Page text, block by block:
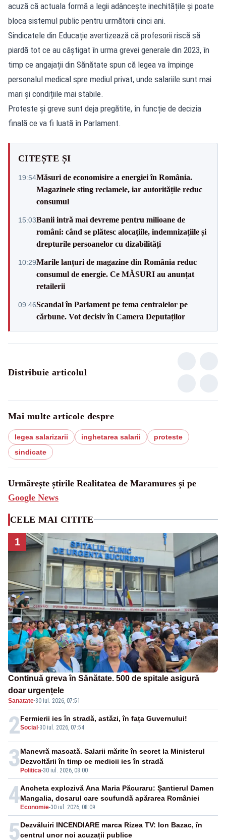
acuză că actuala formă a legii adâncește inechitățile și poate
bloca sistemul public pentru următorii cinci ani.
Sindicatele din Educație avertizează că profesorii riscă să
piardă tot ce au câștigat în urma grevei generale din 2023, în
timp ce angajații din Sănătate spun că legea va împinge
personalul medical spre mediul privat, unde salariile sunt mai
mari și condițiile mai stabile.
Proteste și greve sunt deja pregătite, în funcție de decizia
finală ce va fi luată în Parlament.
CITEȘTE ȘI
19:54Măsuri de economisire a energiei în România.
Magazinele sting reclamele, iar autoritățile reduc
consumul
15:03Banii intră mai devreme pentru milioane de
români: când se plătesc alocațiile, indemnizațiile și
drepturile persoanelor cu dizabilități
10:29Marile lanțuri de magazine din România reduc
consumul de energie. Ce MĂSURI au anunțat
retailerii
09:46Scandal în Parlament pe tema centralelor pe
cărbune. Vot decisiv în Camera Deputaților
Distribuie articolul
Mai multe articole despre
legea salarizarii inghetarea salarii
proteste
sindicate
Urmărește știrile Realitatea de Maramures și pe
Google News
CELE MAI CITITE
1
Continuă greva în Sănătate. 500 de spitale asigură
doar urgențele
Sanatate·30 iul. 2026, 07:51
2Social -30 iul. 2026, 07:54
Fermierii ies în stradă, astăzi, în fața Guvernului!
3 Politica-30 iul. 2026, 08:00
Manevră mascată. Salarii mărite în secret la Ministerul
Dezvoltării în timp ce medicii ies în stradă
4 Economie-30 iul. 2026, 08:09
Ancheta explozivă Ana Maria Păcuraru: Șantierul Damen
Mangalia, dosarul care scufundă apărarea României
5Dezvăluiri INCENDIARE marca Rizea TV: Ion Bazac, în
centrul unor noi acuzații publice